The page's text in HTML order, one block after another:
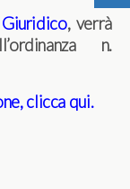
, verrà
n.
clicca qui.